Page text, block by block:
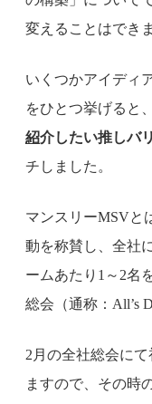
変えることはでき
いくつかアイディ
をひとつ挙げると、
紹介したい推しバ
チしました。
マンスリーMSVと
動を称賛し、全社
ームあたり1～2名
総会（通称：All’s
2月の全社総会に
ますので、その時